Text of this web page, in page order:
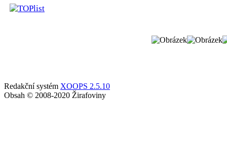
Redakční systém XOOPS 2.5.10
Obsah © 2008-2020 Žirafoviny